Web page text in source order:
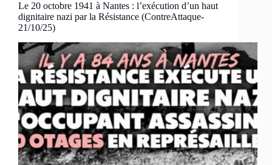
Le 20 octobre 1941 à Nantes : l’exécution d’un haut
dignitaire nazi par la Résistance (ContreAttaque-
21/10/25)